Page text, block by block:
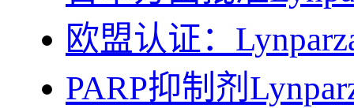
欧盟认证：
PARP抑制剂